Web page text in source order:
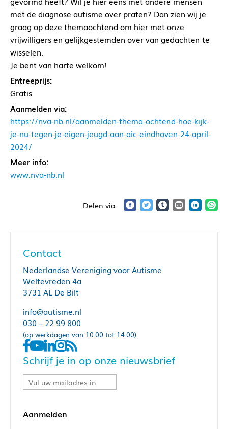
met de diagnose autisme over praten? Dan zien wij je
graag op deze themaochtend om hier met onze
vrijwilligers en gelijkgestemden over van gedachten te
wisselen.
Je bent van harte welkom!
Entreeprijs:
Gratis
Aanmelden via:
https://nva-nb.nl/aanmelden-thema-ochtend-hoe-kijk-
je-nu-tegen-je-eigen-jeugd-aan-aic-eindhoven-24-april-
2024/
Meer info:
www.nva-nb.nl
Contact
Nederlandse Vereniging voor Autisme
Weltevreden 4a
3731 AL De Bilt
info@autisme.nl
030 – 22 99 800
(op werkdagen van 10.00 tot 14.00)
Schrijf je in op onze nieuwsbrief